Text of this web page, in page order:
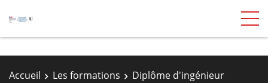
Accueil Les formations
Diplôme d'ingénieur